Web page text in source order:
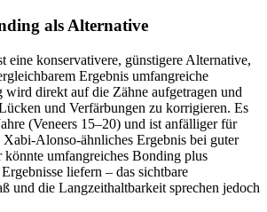
als Alternative
eine konservativere, günstigere Alternative,
Ergebnis umfangreiche
direkt auf die Zähne aufgetragen und
und Verfärbungen zu korrigieren. Es
(Veneers 15–20) und ist anfälliger für
Alonso-ähnliches Ergebnis bei guter
könnte umfangreiches Bonding plus
liefern – das sichtbare
und die Langzeithaltbarkeit sprechen jedoch